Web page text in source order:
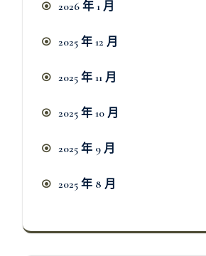
2026 年 1 月
2025 年 12 月
2025 年 11 月
2025 年 10 月
2025 年 9 月
2025 年 8 月